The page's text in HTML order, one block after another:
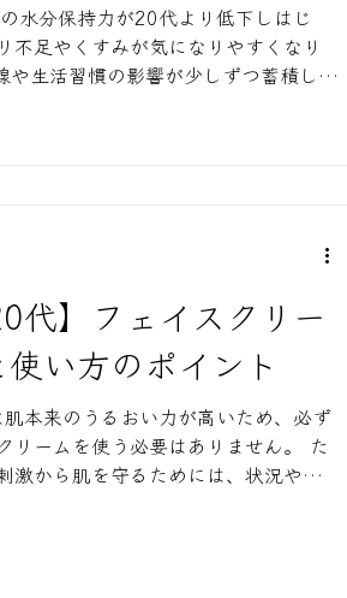
水分保持力が20代より低下しはじ
不足やくすみが気になりやすくなり
や生活習慣の影響が少しずつ蓄積し、
代】フェイスクリー
い方のポイント
本来のうるおい力が高いため、必ず
リームを使う必要はありません。 た
激から肌を守るためには、状況や肌